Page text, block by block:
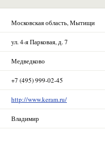
Московская область, Мытищи
ул. 4-я Парковая, д. 7
Медведково
+7 (495) 999-02-45
http://www.keram.ru/
Владимир